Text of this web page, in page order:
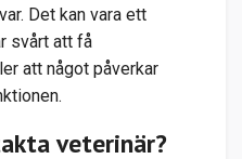
Det kan vara ett
svårt att få
att något påverkar
veterinär?